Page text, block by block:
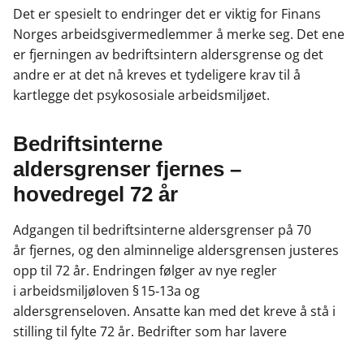
e
b
o
o
k
e
d
o
s
t
Det erspesielt to endringer det er viktig for Finans
Norges arbeidsgivermedlemmer å merke seg. Det ene
er fjerningen av bedriftsintern aldersgrense og det
andre er at det nå kreves et tydeligere krav til å
kartlegge det psykososiale arbeidsmiljøet.
Bedriftsinterne
aldersgrenser fjernes –
hovedregel 72 år
Adgangen til bedriftsinterne aldersgrenser på 70
år fjernes, og den alminnelige aldersgrensen justeres
opp til 72 år. Endringen følger av nye regler
i arbeidsmiljøloven § 15‑13a og
aldersgrenseloven. Ansatte kan med det kreve å stå i
stilling til fylte 72 år. Bedrifter som har lavere